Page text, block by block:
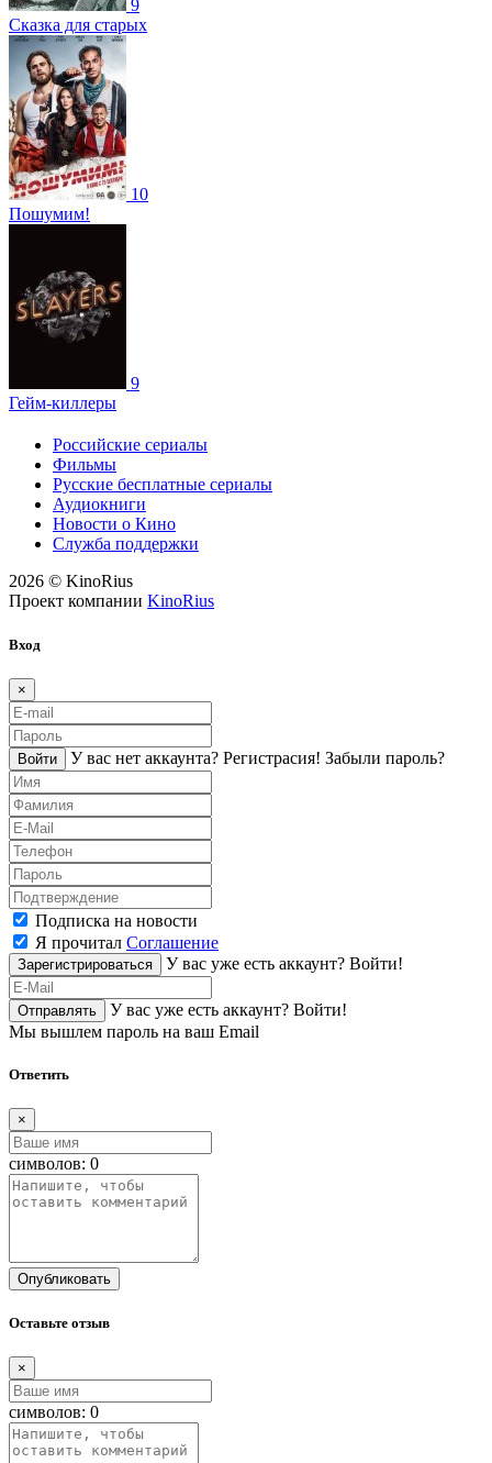
9
Сказка для старых
10
Пошумим!
9
Гейм-киллеры
Российские сериалы
Фильмы
Русские бесплатные сериалы
Аудиокниги
Новости о Кино
Служба поддержки
2026 © KinoRius
Проект компании KinoRius
Вход
×
Войти У вас нет аккаунта? Регистраcия! Забыли пароль?
Подписка на новости
Я прочитал Соглашение
Зарегистрироваться У вас уже есть аккаунт? Войти!
Отправлять У вас уже есть аккаунт? Войти!
Мы вышлем пароль на ваш Email
Ответить
×
символов: 0
Опубликовать
Оставьте отзыв
×
символов: 0